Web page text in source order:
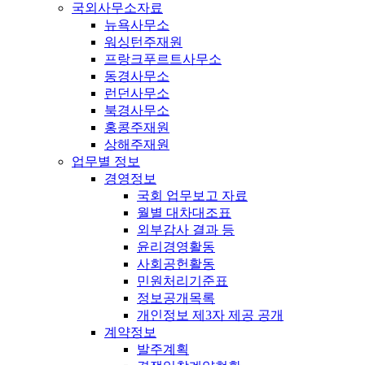
국외사무소자료
뉴욕사무소
워싱턴주재원
프랑크푸르트사무소
동경사무소
런던사무소
북경사무소
홍콩주재원
상해주재원
업무별 정보
경영정보
국회 업무보고 자료
월별 대차대조표
외부감사 결과 등
윤리경영활동
사회공헌활동
민원처리기준표
정보공개목록
개인정보 제3자 제공 공개
계약정보
발주계획